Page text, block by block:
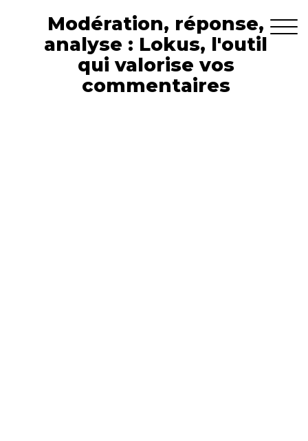
Modération, réponse,
analyse : Lokus, l'outil
qui valorise vos
commentaires